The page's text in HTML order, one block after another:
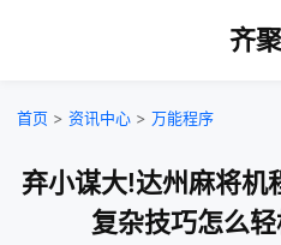
齐
首页 > 资讯中心 > 万能程序
弃小谋大!达州麻将机
复杂技巧怎么